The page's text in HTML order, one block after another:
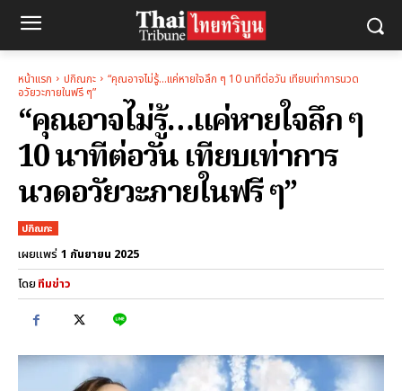
หน้าแรก ปกิณกะ
“คุณอาจไม่รู้…แค่หายใจลึก ๆ 10 นาทีต่อวัน เทียบเท่าการนวด
อวัยวะภายในฟรี ๆ”
“คุณอาจไม่รู้…แค่หายใจลึก ๆ
10 นาทีต่อวัน เทียบเท่าการ
นวดอวัยวะภายในฟรี ๆ”
ปกิณกะ
เผยแพร่ 1 กันยายน 2025
โดยทีมข่าว